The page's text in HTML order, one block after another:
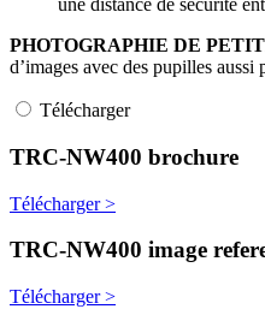
une distance de sécurité
PHOTOGRAPHIE DE
d’images avec des pupilles
Télécharger
TRC-NW400 brochure
Télécharger >
TRC-NW400 image
Télécharger >